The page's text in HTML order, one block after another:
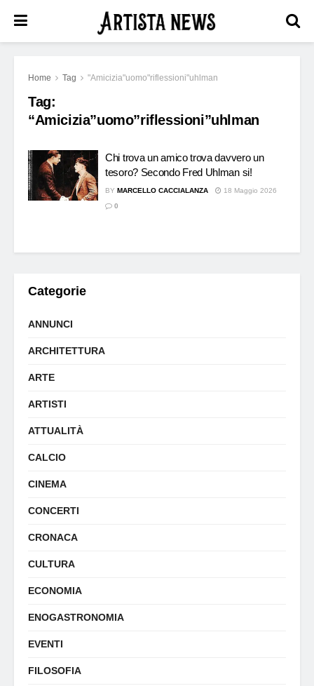
Home Tag "Amicizia"uomo"riflessioni"uhlman
Tag:
“Amicizia”uomo”riflessioni”uhlman
Chi trova un amico trova davvero un
tesoro? Secondo Fred Uhlman si!
BY MARCELLO CACCIALANZA
18 Maggio 2026
0
Categorie
ANNUNCI
ARCHITETTURA
ARTE
ARTISTI
ATTUALITÀ
CALCIO
CINEMA
CONCERTI
CRONACA
CULTURA
ECONOMIA
ENOGASTRONOMIA
EVENTI
FILOSOFIA